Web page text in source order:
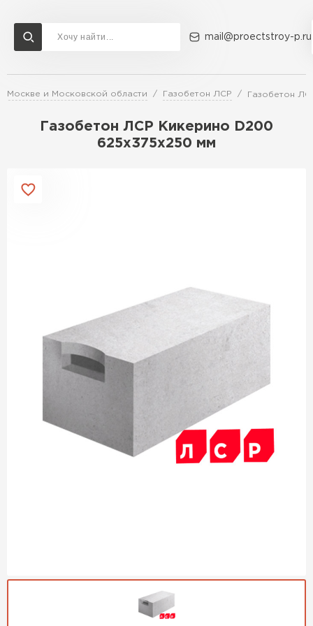
mail@proectstroy-p.ru
Москве и Московской области Газобетон ЛСР Газобетон
Газобетон ЛСР Кикерино D200
625х375х250 мм
Доставка и оплата Акции О компании Контакты
Перейти в каталог
Газобетон (ЕвроАэроБетон)
ПЕРЕЙТИ
Газобетон Бонолит
Газобетон Могилевский
Газосиликат
Газобетон ЛСР
Газобетон Poritep
Газобетон ВКБлок